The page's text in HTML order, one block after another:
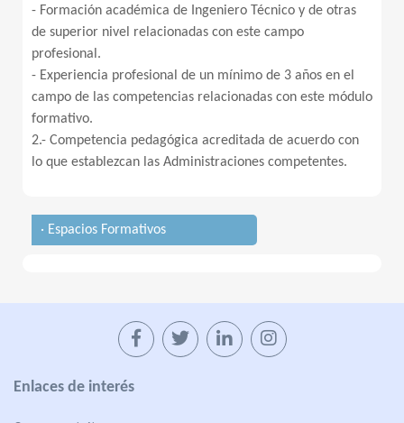
- Formación académica de Ingeniero Técnico y de otras
de superior nivel relacionadas con este campo
profesional.
- Experiencia profesional de un mínimo de 3 años en el
campo de las competencias relacionadas con este módulo
formativo.
2.- Competencia pedagógica acreditada de acuerdo con
lo que establezcan las Administraciones competentes.
· Espacios Formativos
Enlaces de interés